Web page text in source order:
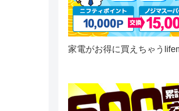
家電がお得に買えちゃう